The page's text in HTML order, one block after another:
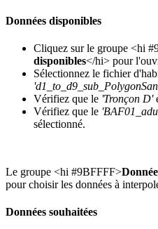
Données disponibles
Cliquez sur le groupe <hi
disponibles</hi> pour
Sélectionnez le fichier
Vérifiez que le 'Tronçon D'
Vérifiez que le
sélectionné.
Le groupe <hi #9BFFFF>
pour choisir les données à
Données souhaitées